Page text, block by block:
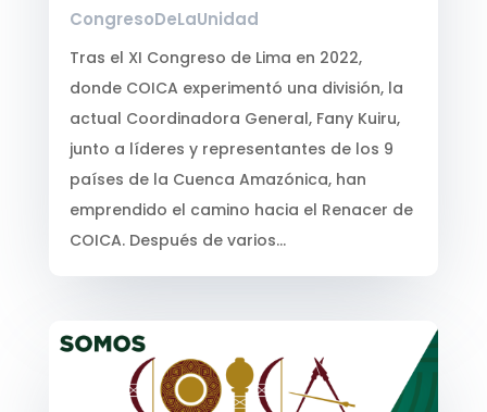
CongresoDeLaUnidad
Tras el XI Congreso de Lima en 2022,
donde COICA experimentó una división, la
actual Coordinadora General, Fany Kuiru,
junto a líderes y representantes de los 9
países de la Cuenca Amazónica, han
emprendido el camino hacia el Renacer de
COICA. Después de varios...